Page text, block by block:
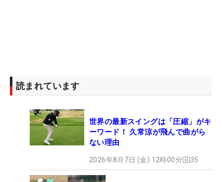
読まれています
世界の最新スイングは「圧縮」がキ
ーワード！ 久常涼が飛んで曲がら
ない理由
2026年8月7日 (金) 12時00分 35